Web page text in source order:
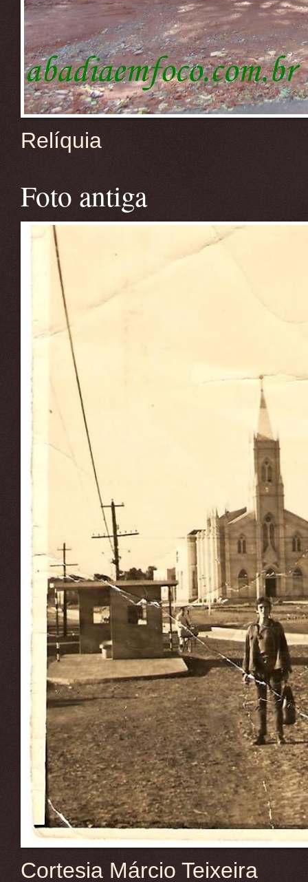
Relíquia
Foto antiga
Cortesia Márcio Teixeira